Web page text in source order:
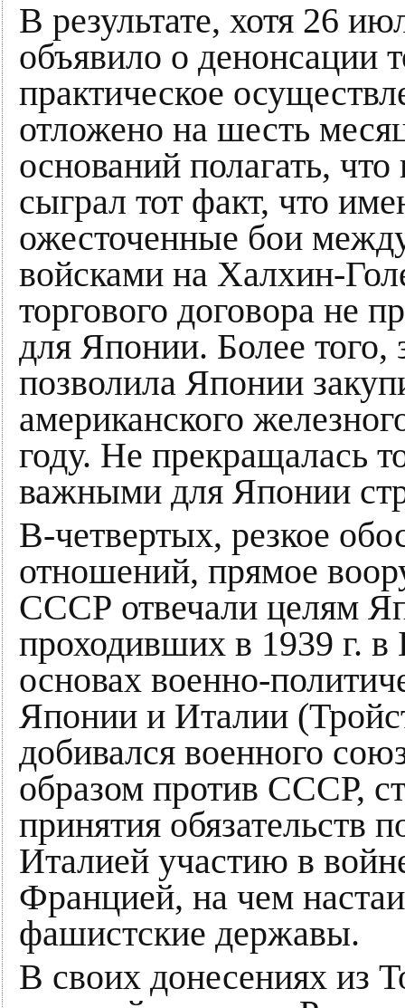
В результате, хотя 26
объявило о денонсации
практическое
отложено на шесть
оснований полагать,
сыграл тот факт, что
ожесточенные бои
войсками на Халхин-
торгового договора не
для Японии. Более
позволила Японии
американского
году. Не прекращалась
важными для Японии
В-четвертых, резкое
отношений, прямое
СССР отвечали целям
проходивших в 1939 г. в
основах военно-
Японии и Италии
добивался военного
образом против СССР,
принятия обязательств
Италией участию в
Францией, на чем
фашистские державы.
В своих донесениях из